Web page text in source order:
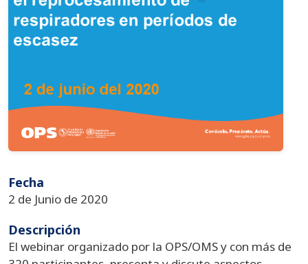
Fecha
2 de Junio de 2020
Descripción
El webinar organizado por la OPS/OMS y con más de